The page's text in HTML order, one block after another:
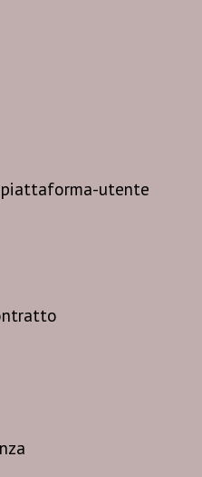
piattaforma-utente